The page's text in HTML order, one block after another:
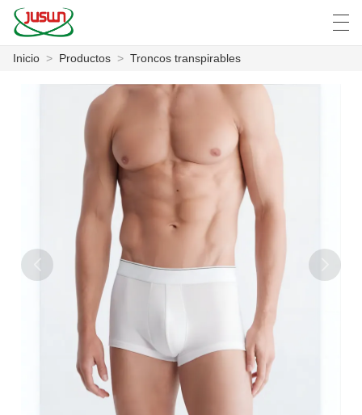
PRODUCTOS
CASO
LA FÁBRICA
CONTÁCTENOS
SOBRE NOSOTROS
中文 Deutsch English
Inicio > Productos > Troncos transpirables